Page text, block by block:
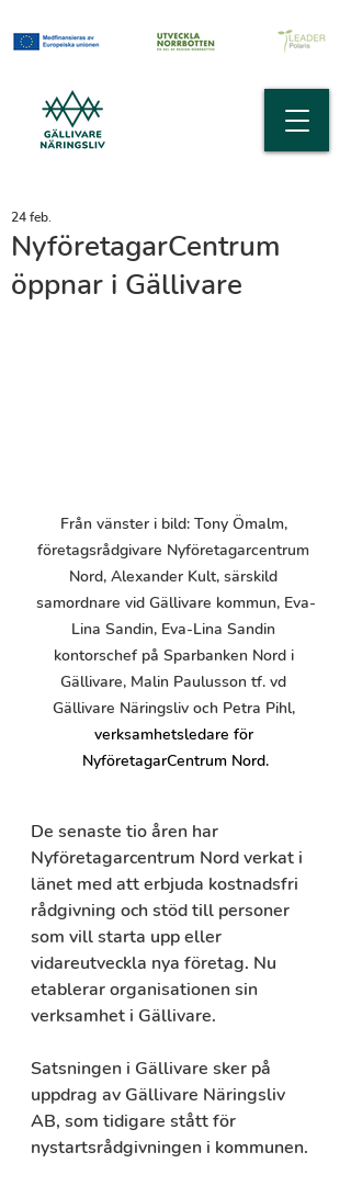
NyföretagarCentrum
öppnar i Gällivare
24 feb.
Från vänster i bild: Tony Ömalm,
företagsrådgivare Nyföretagarcentrum
Nord, Alexander Kult, särskild
samordnare vid Gällivare kommun, Eva-
Lina Sandin, Eva-Lina Sandin
kontorschef på Sparbanken Nord i
Gällivare, Malin Paulusson tf. vd
Gällivare Näringsliv och Petra Pihl,
verksamhetsledare för
NyföretagarCentrum Nord.
De senaste tio åren har
Nyföretagarcentrum Nord verkat i
länet med att erbjuda kostnadsfri
rådgivning och stöd till personer
som vill starta upp eller
vidareutveckla nya företag. Nu
etablerar organisationen sin
verksamhet i Gällivare.
Satsningen i Gällivare sker på
uppdrag av Gällivare Näringsliv
AB, som tidigare stått för
nystartsrådgivningen i kommunen.